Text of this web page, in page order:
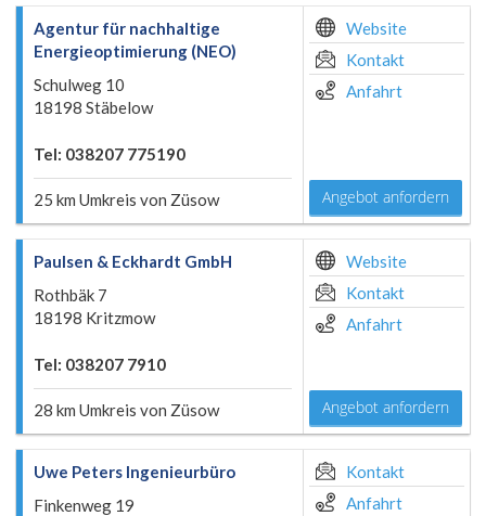
Agentur für nachhaltige
Energieoptimierung (NEO)
Schulweg 10
18198 Stäbelow
Tel: 038207 775190
25 km Umkreis von Züsow
Website
Kontakt
Anfahrt
Angebot anfordern
Paulsen & Eckhardt GmbH
Rothbäk 7
18198 Kritzmow
Tel: 038207 7910
28 km Umkreis von Züsow
Website
Kontakt
Anfahrt
Angebot anfordern
Uwe Peters Ingenieurbüro
Finkenweg 19
Kontakt
Anfahrt